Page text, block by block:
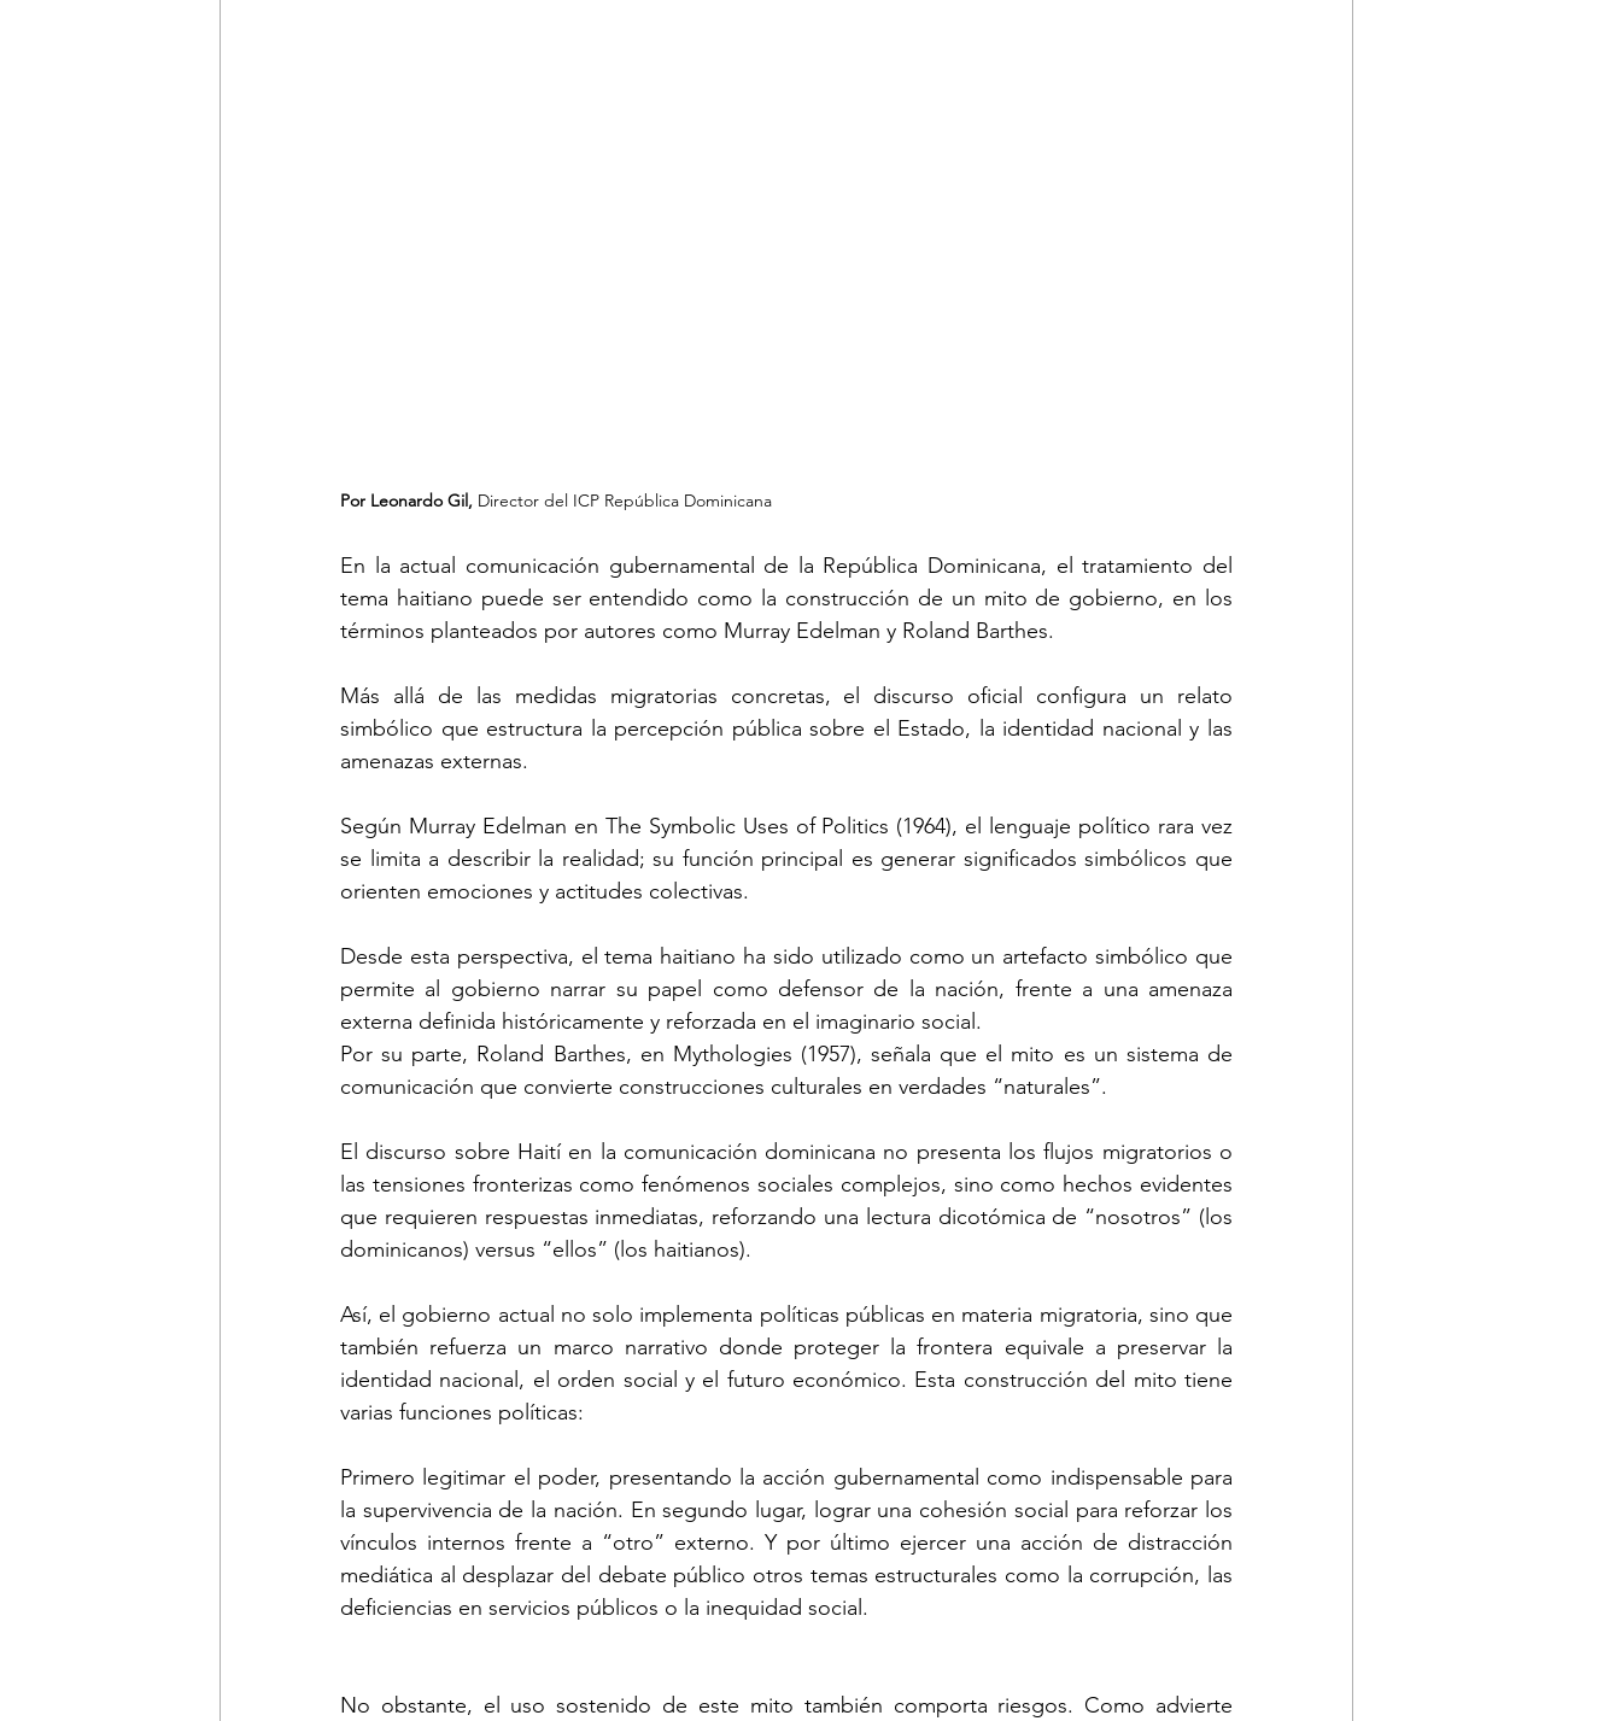
Por Leonardo Gil, Director del ICP República Dominicana
En la actual comunicación gubernamental de la República Dominicana, el tratamiento del
tema haitiano puede ser entendido como la construcción de un mito de gobierno, en los
términos planteados por autores como Murray Edelman y Roland Barthes.
Más allá de las medidas migratorias concretas, el discurso oficial configura un relato
simbólico que estructura la percepción pública sobre el Estado, la identidad nacional y las
amenazas externas.
Según Murray Edelman en The Symbolic Uses of Politics (1964), el lenguaje político rara vez
se limita a describir la realidad; su función principal es generar significados simbólicos que
orienten emociones y actitudes colectivas.
Desde esta perspectiva, el tema haitiano ha sido utilizado como un artefacto simbólico que
permite al gobierno narrar su papel como defensor de la nación, frente a una amenaza
externa definida históricamente y reforzada en el imaginario social.
Por su parte, Roland Barthes, en Mythologies (1957), señala que el mito es un sistema de
comunicación que convierte construcciones culturales en verdades “naturales”.
El discurso sobre Haití en la comunicación dominicana no presenta los flujos migratorios o
las tensiones fronterizas como fenómenos sociales complejos, sino como hechos evidentes
que requieren respuestas inmediatas, reforzando una lectura dicotómica de “nosotros” (los
dominicanos) versus “ellos” (los haitianos).
Así, el gobierno actual no solo implementa políticas públicas en materia migratoria, sino que
también refuerza un marco narrativo donde proteger la frontera equivale a preservar la
identidad nacional, el orden social y el futuro económico. Esta construcción del mito tiene
varias funciones políticas:
Primero legitimar el poder, presentando la acción gubernamental como indispensable para
la supervivencia de la nación. En segundo lugar, lograr una cohesión social para reforzar los
vínculos internos frente a “otro” externo. Y por último ejercer una acción de distracción
mediática al desplazar del debate público otros temas estructurales como la corrupción, las
deficiencias en servicios públicos o la inequidad social.
No obstante, el uso sostenido de este mito también comporta riesgos. Como advierte